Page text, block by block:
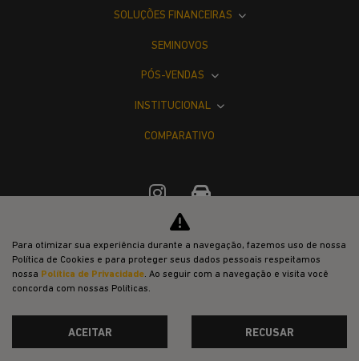
SOLUÇÕES FINANCEIRAS
SEMINOVOS
PÓS-VENDAS
INSTITUCIONAL
COMPARATIVO
Desacelere. Seu bem maior é a vida.
Para otimizar sua experiência durante a navegação, fazemos uso de nossa
Política de Cookies e para proteger seus dados pessoais respeitamos
nossa Política de Privacidade. Ao seguir com a navegação e visita você
concorda com nossas Políticas.
ACEITAR RECUSAR